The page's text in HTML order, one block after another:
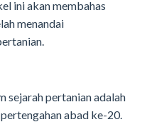
ini akan membahas
menandai
sejarah pertanian adalah
abad ke-20.